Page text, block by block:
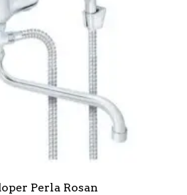
Perla Rosan